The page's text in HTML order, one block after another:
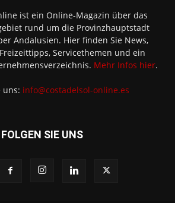
ist ein Online-Magazin über das
rund um die Provinzhauptstadt
Andalusien. Hier finden Sie News,
Servicethemen und ein
Mehr Infos hier.
uns: info@costadelsol-online.es
FOLGEN SIE UNS